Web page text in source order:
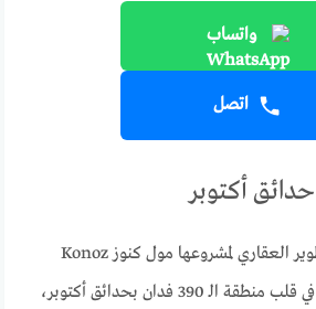
واتساب
اتصل
أكتوبر
اختارت شركة SRG للتطوير العقاري لمشروعها مول كنوز Konoz
Mall موقعًا استراتيجيًا في قلب منطقة الـ 390 فدان بحدائق أكتوبر،